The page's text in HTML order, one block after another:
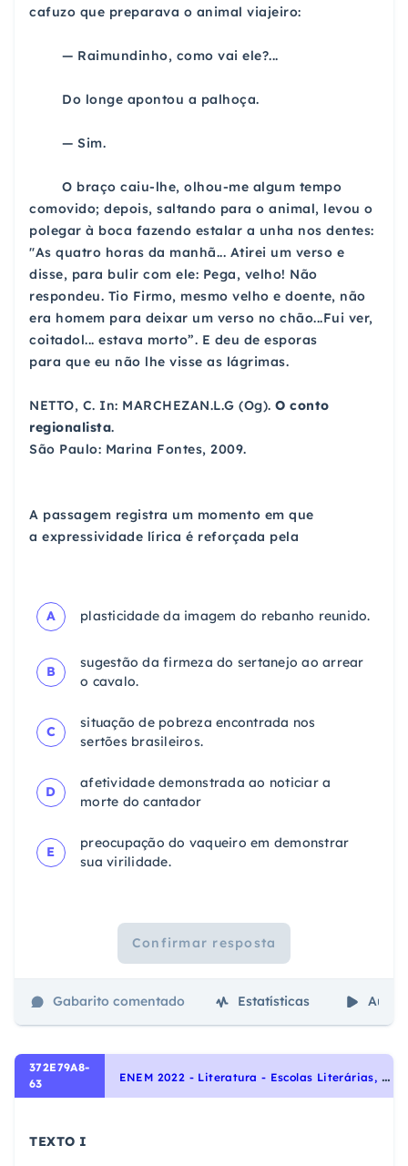
cafuzo que preparava o animal viajeiro:
— Raimundinho, como vai ele?...
Do longe apontou a palhoça.
— Sim.
O braço caiu-lhe, olhou-me algum tempo
comovido; depois, saltando para o animal, levou o
polegar à boca fazendo estalar a unha nos dentes:
"As quatro horas da manhã... Atirei um verso e
disse, para bulir com ele: Pega, velho! Não
respondeu. Tio Firmo, mesmo velho e doente, não
era homem para deixar um verso no chão...Fui ver,
coitadol... estava morto”. E deu de esporas
para que eu não lhe visse as lágrimas.
NETTO, C. In: MARCHEZAN.L.G (Og). O conto
regionalista.
São Paulo: Marina Fontes, 2009.
A passagem registra um momento em que
a expressividade lírica é reforçada pela
A plasticidade da imagem do rebanho reunido.
B
sugestão da firmeza do sertanejo ao arrear
o cavalo.
C
situação de pobreza encontrada nos
sertões brasileiros.
D
afetividade demonstrada ao noticiar a
morte docantador
E
preocupação do vaqueiro em demonstrar
sua virilidade.
Confirmar resposta
Gabarito comentado Estatísticas Aulas
372E79A8-
63
E
NEM 2022 - Literatura - Escolas Literárias, Vanguardas Europeias
TEXTO I